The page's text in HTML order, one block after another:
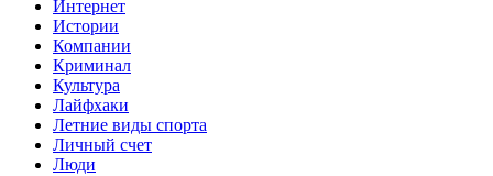
Интернет
Истории
Компании
Криминал
Культура
Лайфхаки
Летние виды спорта
Личный счет
Люди